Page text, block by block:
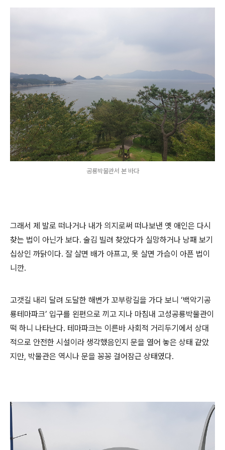
공룡박물관서 본 바다
그래서 제 발로 떠나거나 내가 의지로써 떠나보낸 옛 애인은 다시
찾는 법이 아닌가 보다. 술김 빌려 찾았다가 실망하거나 낭패 보기
십상인 까닭이다. 잘 살면 배가 아프고, 못 살면 가슴이 아픈 법이
니깐.
고갯길 내리 달려 도달한 해변가 꼬부랑길을 가다 보니 ‘백악기공
룡테마파크’ 입구를 왼편으로 끼고 지나 마침내 고성공룡박물관이
떡 하니 나타난다. 테마파크는 이른바 사회적 거리두기에서 상대
적으로 안전한 시설이라 생각했음인지 문을 열어 놓은 상태 같았
지만, 박물관은 역시나 문을 꽁꽁 걸어잠근 상태였다.